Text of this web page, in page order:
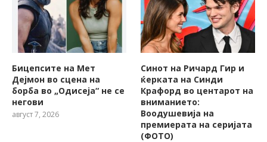
Бицепсите на Мет
Дејмон во сцена на
борба во „Одисеја“ не се
негови
август 7, 2026
Синот на Ричард Гир и
ќерката на Синди
Крафорд во центарот на
вниманието:
Воодушевија на
премиерата на серијата
(ФОТО)